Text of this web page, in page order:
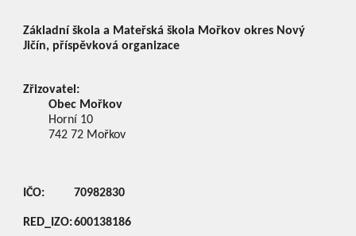
Základní škola a Mateřská škola Mořkov okres Nový
Jičín, příspěvková organizace
Zřizovatel:
Obec Mořkov
Horní 10
742 72 Mořkov
IČO: 70982830
RED_IZO:600138186